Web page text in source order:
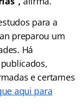
para a
preparou um
Há
e certames
aqui para